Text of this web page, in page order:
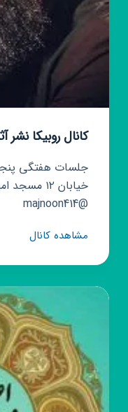
کانال روبیکا نشر
خیابان ۱۲
@majnoon414
مشاهده کانالکانال
نشر
آثار
کربلایی
مروانی